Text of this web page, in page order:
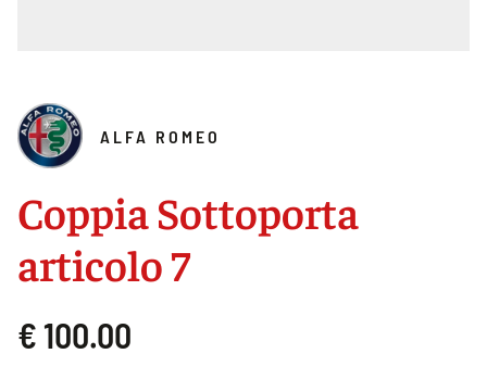
ALFA ROMEO
Coppia Sottoporta
articolo 7
€ 100.00